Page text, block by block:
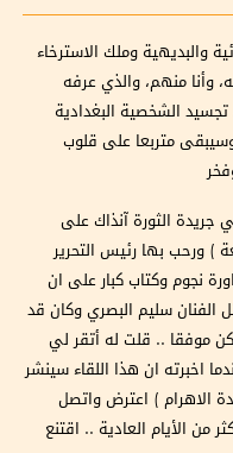
والبديهية وملك الاسترخاء
وأنا منهم، والذي عرفه
الشخصية البغدادية
وسيبقى متربعا على قلوب
جريدة الثورة آنذاك على
ورحب بها رئيس التحرير
نجوم وكتاب كبار على ان
الفنان سليم البصري وكان قد
موفقا .. قلت له أتقر لي
اخبرته ان هذا اللقاء سينشر
الاهرام ) اعترض واتصل
من الأيام العادية .. اقتنع